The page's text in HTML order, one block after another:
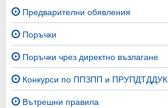
Предварителни обявления
Поръчки
Поръчки чрез директно възлагане
Конкурси по ППЗПП и ПРУПДТДДУК
Вътрешни правила